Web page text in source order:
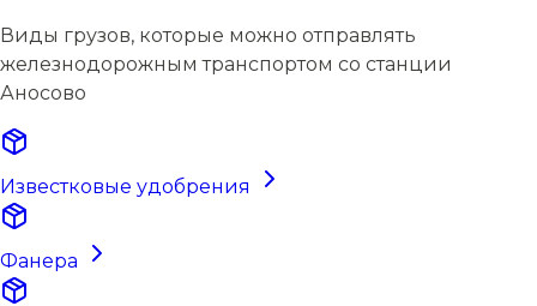
Виды грузов, которые можно отправлять
железнодорожным транспортом со станции
Аносово
Известковые удобрения
Фанера